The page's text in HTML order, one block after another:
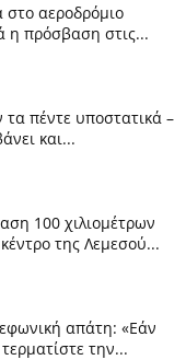
στο αεροδρόμιο
η πρόσβαση στις...
πέντε υποστατικά –
και...
100 χιλιομέτρων
της Λεμεσού...
απάτη: «Εάν
την...